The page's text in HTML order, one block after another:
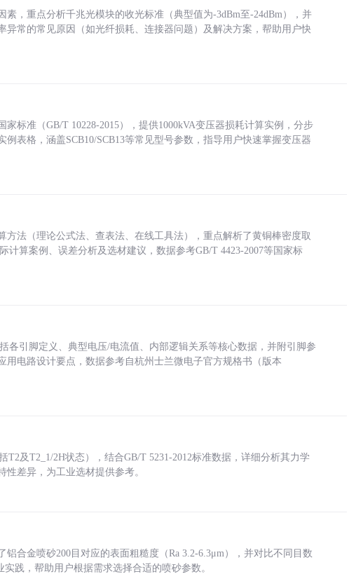
，重点分析千兆光模块的收光标准（典型值为-3dBm至-24dBm），并
异常的常见原因（如光纤损耗、连接器问题）及解决方案，帮助用户快
标准（GB/T 10228-2015），提供1000kVA变压器损耗计算实例，分步
表格，涵盖SCB10/SCB13等常见型号参数，指导用户快速掌握变压器
法（理论公式法、查表法、在线工具法），重点解析了黄铜棒密度取
计算案例、误差分析及选材建议，数据参考GB/T 4423-2007等国家标
各引脚定义、典型电压/电流值、内部逻辑关系等核心数据，并附引脚参
电路设计要点，数据参考自杭州士兰微电子官方规格书（版本
及T2_1/2H状态），结合GB/T 5231-2012标准数据，详细分析其力学
差异，为工业选材提供参考。
合金喷砂200目对应的表面粗糙度（Ra 3.2-6.3μm），并对比不同目数
践，帮助用户根据需求选择合适的喷砂参数。